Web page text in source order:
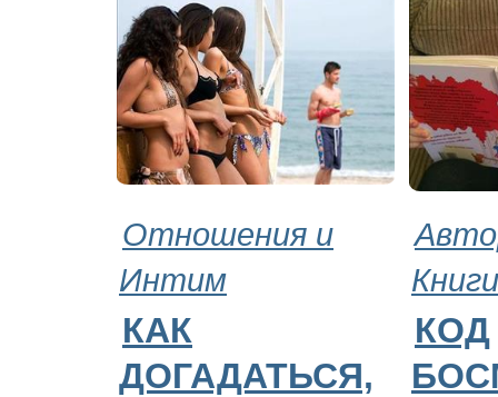
Отношения и
Интим
Книги
КАК
ДОГАДАТЬСЯ,
КОД